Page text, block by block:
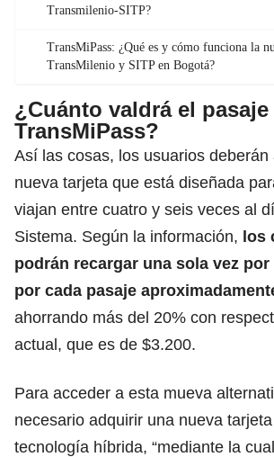
Transmilenio-SITP?
TransMiPass: ¿Qué es y cómo funciona la
TransMilenio y SITP en Bogotá?
¿Cuánto valdrá el
TransMiPass?
Así las cosas, los usuarios deberán
nueva tarjeta que está diseñada
viajan entre cuatro y seis veces al
Sistema. Según la información, los
podrán recargar una sola vez por
por cada pasaje
ahorrando más del 20% con
actual, que es de $3.200.
Para acceder a esta mueva
necesario adquirir una nueva
tecnología híbrida, “mediante la